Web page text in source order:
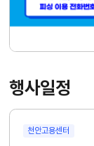
행사일정
천안고용센터